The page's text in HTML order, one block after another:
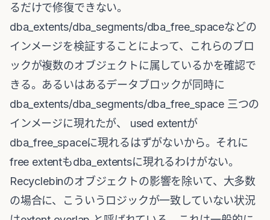
るだけで修復できない。
dba_extents/dba_segments/dba_free_spaceなどの
インメージを検証することによって、これらのブロ
ックが複数のオブジェクトに属しているかを確認で
きる。あるいはあるデータブロックが同時に
dba_extents/dba_segments/dba_free_space 三つの
インメージに現れたが、 used extentが
dba_free_spaceに現れるはずがないから。それに
free extentもdba_extentsに現れるわけがない。
Recyclebinのオブジェクトの影響を除いて、大多数
の場合に、こういうロジックが一致していない状況